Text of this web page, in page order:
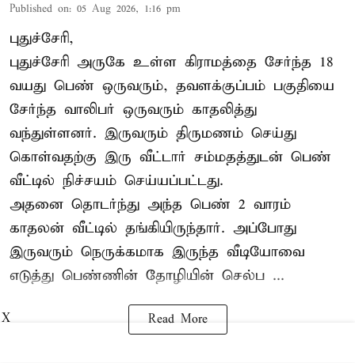
Published on: 05 Aug 2026, 1:16 pm
புதுச்சேரி,
புதுச்சேரி அருகே உள்ள கிராமத்தை சேர்ந்த 18
வயது பெண் ஒருவரும், தவளக்குப்பம் பகுதியை
சேர்ந்த வாலிபர் ஒருவரும் காதலித்து
வந்துள்ளனர். இருவரும் திருமணம் செய்து
கொள்வதற்கு இரு வீட்டார் சம்மதத்துடன் பெண்
வீட்டில் நிச்சயம் செய்யப்பட்டது.
அதனை தொடர்ந்து அந்த பெண் 2 வாரம்
காதலன் வீட்டில் தங்கியிருந்தார். அப்போது
இருவரும் நெருக்கமாக இருந்த வீடியோவை
எடுத்து பெண்ணின் தோழியின் செல்ப ...
Read More
X